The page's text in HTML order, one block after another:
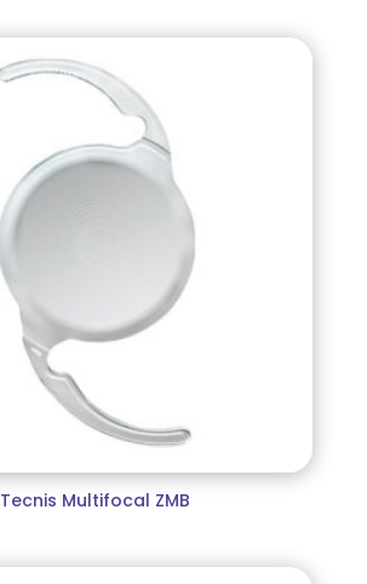
Tecnis Multifocal ZMB